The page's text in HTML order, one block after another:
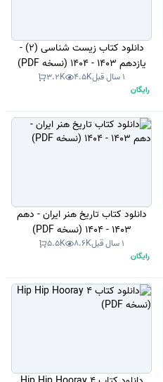
دانلود کتاب زیست شناسی (2) -
یازدهم 1403 - 1404 (نسخه PDF)
1 سال قبل 4.5K
3.2K
رایگان
دانلود کتاب تاریخ هنر ایران - دهم
1403 - 1404 (نسخه PDF)
1 سال قبل 8.6K
5.5K
رایگان